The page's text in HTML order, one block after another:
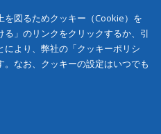
を図るためクッキー（Cookie）を
」のリンクをクリックするか、引
により、弊社の「クッキーポリシ
なお、クッキーの設定はいつでも